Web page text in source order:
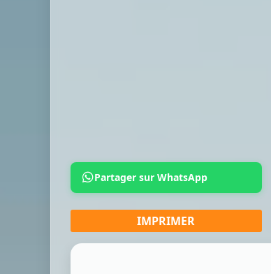
Partager sur WhatsApp